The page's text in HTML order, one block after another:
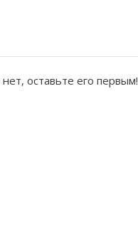
оставьте его первым!